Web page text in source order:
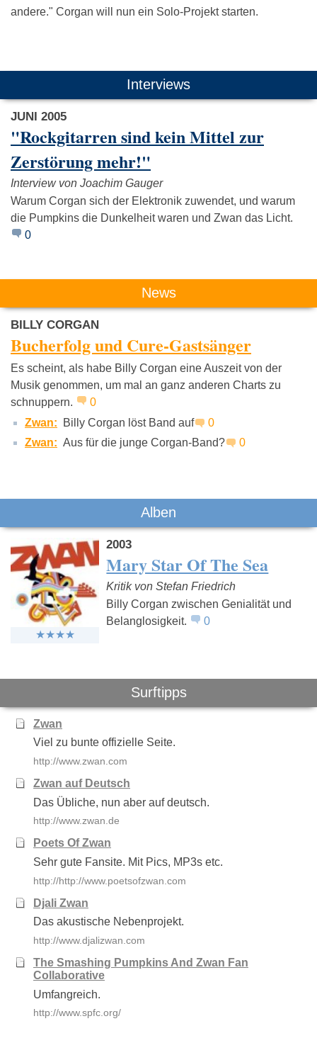
andere." Corgan will nun ein Solo-Projekt starten.
Das könnte Dich auch interessieren:
Placebo Muse Kettcar
Interviews
JUNI 2005
"Rockgitarren sind kein Mittel zur
Zerstörung mehr!"
Interview von Joachim Gauger
Warum Corgan sich der Elektronik zuwendet, und warum
die Pumpkins die Dunkelheit waren und Zwan das Licht.
0
News
BILLY CORGAN
Bucherfolg und Cure-Gastsänger
Es scheint, als habe Billy Corgan eine Auszeit von der
Musik genommen, um mal an ganz anderen Charts zu
schnuppern.
0
Zwan:
Billy Corgan löst Band auf
0
Zwan: Aus für die junge Corgan-Band? 0
Alben
2003
Mary Star Of The Sea
Kritik von Stefan Friedrich
Billy Corgan zwischen Genialität und
Belanglosigkeit.
0
Surftipps
Zwan
Viel zu bunte offizielle Seite.
http://www.zwan.com
Zwan auf Deutsch
Das Übliche, nun aber auf deutsch.
http://www.zwan.de
Poets Of Zwan
Sehr gute Fansite. Mit Pics, MP3s etc.
http://http://www.poetsofzwan.com
Djali Zwan
Das akustische Nebenprojekt.
http://www.djalizwan.com
The Smashing Pumpkins And Zwan Fan
Collaborative
Umfangreich.
http://www.spfc.org/